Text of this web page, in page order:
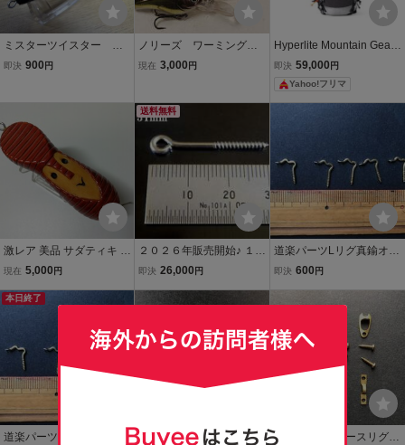
ミスターツイスター ト
ッププロップ(ID05410)
即決 900 円
ノリーズ ワーミングク
ランク ショット 3個セ
現在 3,000 円
Hyperlite Mountain Gear
ハイパーライトマウンテ
ンギア PEMI 15 ペミ バッ
即決 59,000 円
Yahoo!フリマ
激レア 美品 サダティキ S
ADA-TIKI フルサイズ 検
ブリッジ ローカル 痴虫 テ
現在 5,000 円
送料無料
２０２６年販売開始♪ １０
００本 日本製ステンレス
即決 26,000 円
道楽パーツLリグ真鍮オー
ルドハンドメイドルアー
ロッグバルサ50痴虫グラ
スアイ
即決 600 円
本日終了
道楽パーツLリグ真鍮オー 道楽パーツLリグ真鍮オー 道楽パーツ2ピースリグブ